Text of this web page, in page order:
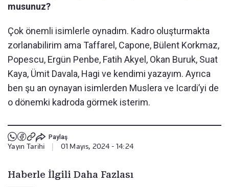
musunuz?
Çok önemli isimlerle oynadım. Kadro oluşturmakta
zorlanabilirim ama Taffarel, Capone, Bülent Korkmaz,
Popescu, Ergün Penbe, Fatih Akyel, Okan Buruk, Suat
Kaya, Ümit Davala, Hagi ve kendimi yazayım. Ayrıca
ben şu an oynayan isimlerden Muslera ve Icardi’yi de
o dönemki kadroda görmek isterim.
Paylaş
Yayın Tarihi 01 Mayıs, 2024 - 14:24
Haberle İlgili Daha Fazlası